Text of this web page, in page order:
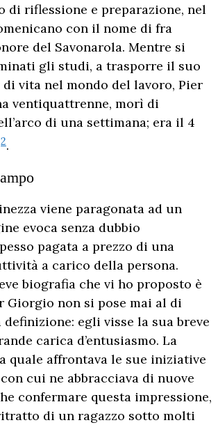
di riflessione e preparazione, nel
con il nome di fra
del Savonarola. Mentre si
gli studi, a trasporre il suo
vita nel mondo del lavoro, Pier
ventiquattrenne, morì di
di una settimana; era il 4
2.
viene paragonata ad un
evoca senza dubbio
pagata a prezzo di una
a carico della persona.
biografia che vi ho proposto è
Giorgio non si pose mai al di
egli visse la sua breve
carica d’entusiasmo. La
quale affrontava le sue iniziative
con cui ne abbracciava di nuove
confermare questa impressione,
di un ragazzo sotto molti